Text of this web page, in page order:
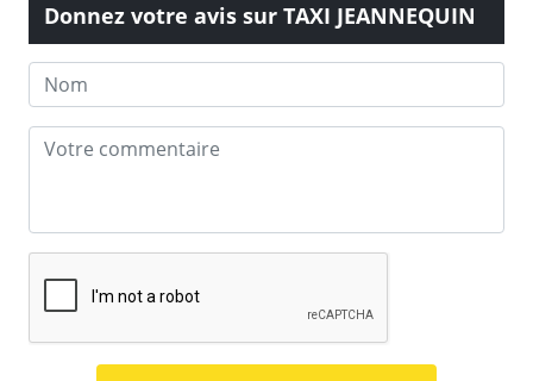
Donnez votre avis sur TAXI JEANNEQUIN